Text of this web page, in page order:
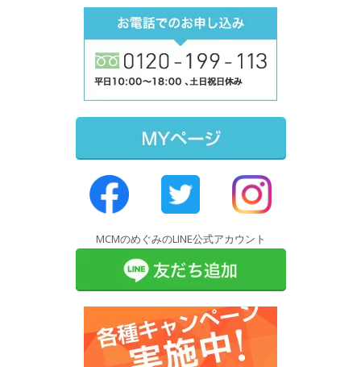
MCMのめぐみのLINE公式アカウント